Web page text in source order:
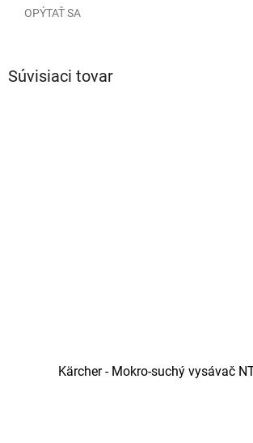
OPÝTAŤ SA
Súvisiaci tovar
Kärcher - Mokro-suchý vysávač